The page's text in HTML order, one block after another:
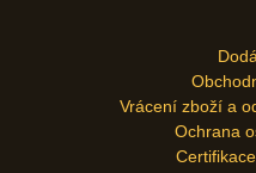
Vrácení zboží a
Ochrana